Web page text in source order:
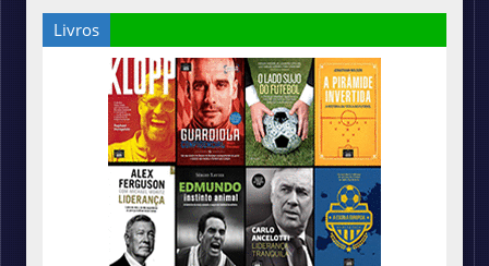
Livros